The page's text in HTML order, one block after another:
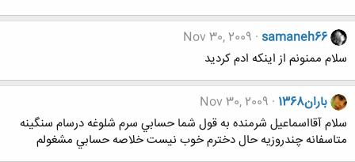
samaneh66
Nov 30, 2009
سلام ممنونم از اینکه ادم کردید
باران1368
Nov 30, 2009
سلام آقااسماعيل شرمنده به قول شما حسابي سرم شلوغه درسام سنگينه
متاسفانه چندروزيه حال دخترم خوب نيست خلاصه حسابي مشغولم